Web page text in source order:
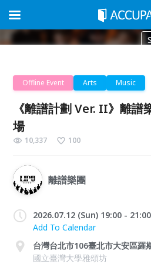
Offline Event Arts Music
《離譜計劃 Ver. II》離譜
場
10,337 100
離譜樂團
2026.07.12 (Sun) 19:00 -
Add To Calendar
台灣台北市106臺北市大安區羅
國立臺灣大學雅頌坊